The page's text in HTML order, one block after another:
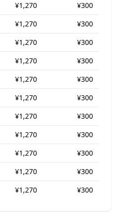
¥1,270
¥300
¥1,270
¥300
¥1,270
¥300
¥1,270
¥300
¥1,270
¥300
¥1,270
¥300
¥1,270
¥300
¥1,270
¥300
¥1,270
¥300
¥1,270
¥300
¥1,270 ¥300